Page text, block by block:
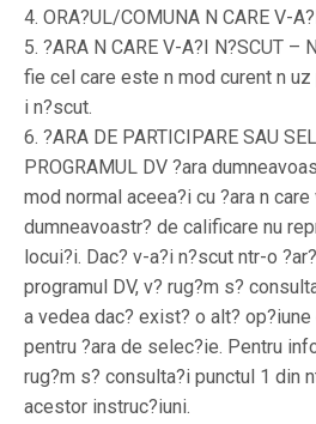
4. ORA?UL/COMUNA N CARE V-
5. ?ARA N CARE V-A?I N?SCUT –
fie cel care este n mod curent n
i n?scut.
6. ?ARA DE PARTICIPARE SAU
PROGRAMUL DV ?ara
mod normal aceea?i cu ?ara n
dumneavoastr? de calificare nu
locui?i. Dac? v-a?i n?scut ntr-o
programul DV, v? rug?m s?
a vedea dac? exist? o alt?
pentru ?ara de selec?ie. Pentru
rug?m s? consulta?i punctul 1 din
acestor instruc?iuni.